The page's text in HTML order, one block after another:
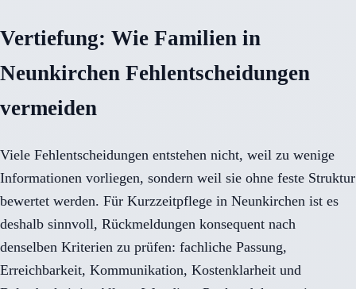
Vertiefung: Wie Familien in
Neunkirchen Fehlentscheidungen
vermeiden
Viele Fehlentscheidungen entstehen nicht, weil zu wenige
Informationen vorliegen, sondern weil sie ohne feste Struktur
bewertet werden. Für Kurzzeitpflege in Neunkirchen ist es
deshalb sinnvoll, Rückmeldungen konsequent nach
denselben Kriterien zu prüfen: fachliche Passung,
Erreichbarkeit, Kommunikation, Kostenklarheit und